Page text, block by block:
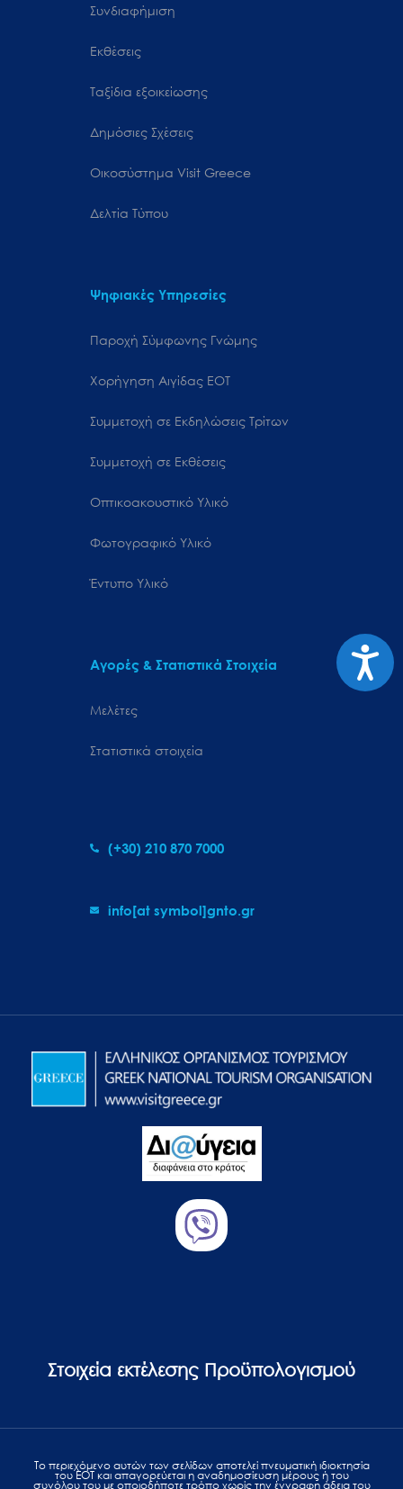
Συνδιαφήμιση
Εκθέσεις
Ταξίδια εξοικείωσης
Δημόσιες Σχέσεις
Oικοσύστημα Visit Greece
Δελτία Τύπου
Ψηφιακές Υπηρεσίες
Παροχή Σύμφωνης Γνώμης
Χορήγηση Αιγίδας ΕΟΤ
Συμμετοχή σε Εκδηλώσεις Τρίτων
Συμμετοχή σε Εκθέσεις
Οπτικοακουστικό Υλικό
Φωτογραφικό Υλικό
Έντυπο Υλικό
Αγορές & Στατιστικά Στοιχεία
Μελέτες
Στατιστικά στοιχεία
(+30) 210 870 7000
info[at symbol]gnto.gr
Στοιχεία εκτέλεσης Προϋπολογισμού
Το περιεχόμενο αυτών των σελίδων αποτελεί πvευματική ιδιοκτησία
του ΕΟΤ και απαγορεύεται η αναδημοσίευση μέρους ή του
συνόλου του με οποιοδήποτε τρόπο χωρίς την έγγραφη άδεια του